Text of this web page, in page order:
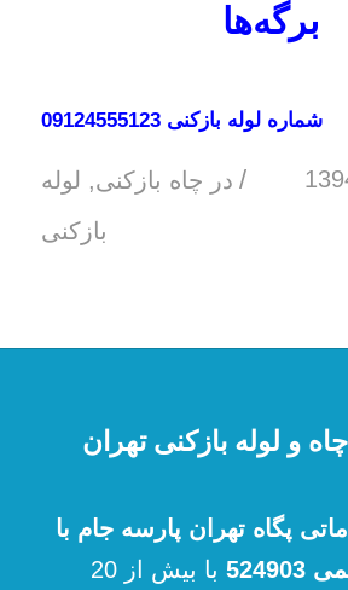
برگه‌ها
شماره لوله بازکنی 09124555123
/ در چاه بازکنی, لوله
بازکنی
و لوله بازکنی تهران
پگاه تهران پارسه جام با
با بیش از 20